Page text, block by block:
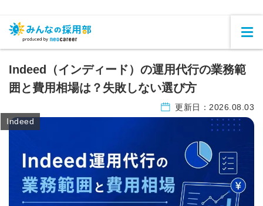
Indeed（インディード）の運用代行の業務範
囲と費用相場は？失敗しない選び方
更新日： 2026.08.03
Indeed